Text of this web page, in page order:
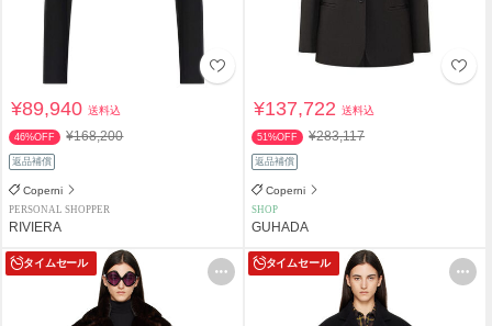
¥89,940送料込
46%OFF ¥168,200
返品補償
Coperni
PERSONAL SHOPPER
RIVIERA
¥137,722送料込
51%OFF ¥283,117
返品補償
Coperni
SHOP
GUHADA
タイムセール タイムセール